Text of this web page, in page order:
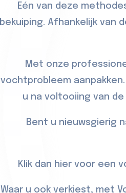
Eén van deze
bekuiping. Afhankelijk van
Met onze
vochtprobleem
u na voltooiing van
Bent u nieuwsgierig
Klik dan hiervoor een
Waar u ook verkiest, met